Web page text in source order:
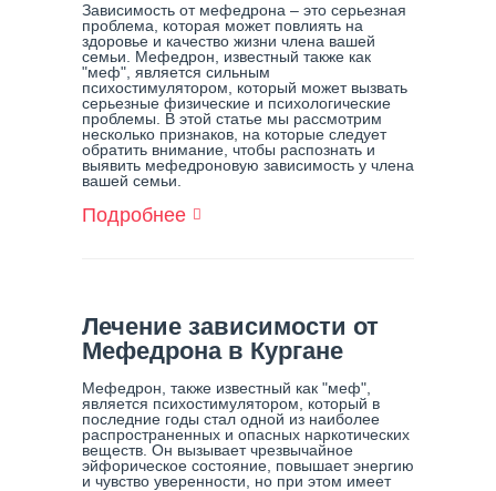
Зависимость от мефедрона – это серьезная
проблема, которая может повлиять на
здоровье и качество жизни члена вашей
семьи. Мефедрон, известный также как
"меф", является сильным
психостимулятором, который может вызвать
серьезные физические и психологические
проблемы. В этой статье мы рассмотрим
несколько признаков, на которые следует
обратить внимание, чтобы распознать и
выявить мефедроновую зависимость у члена
вашей семьи.
Подробнее О
Зависимость
У
Семьи
Лечение зависимости от
Мефедрона в Кургане
Мефедрон, также известный как "меф",
является психостимулятором, который в
последние годы стал одной из наиболее
распространенных и опасных наркотических
веществ. Он вызывает чрезвычайное
эйфорическое состояние, повышает энергию
и чувство уверенности, но при этом имеет